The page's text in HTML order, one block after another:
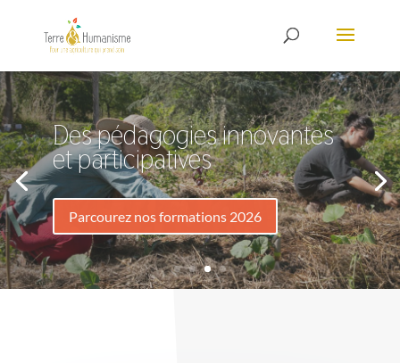
Plus de 25 ans de partage,
transmission et de soutien à
l’agroécologie
Découvrez Terre & Humanisme